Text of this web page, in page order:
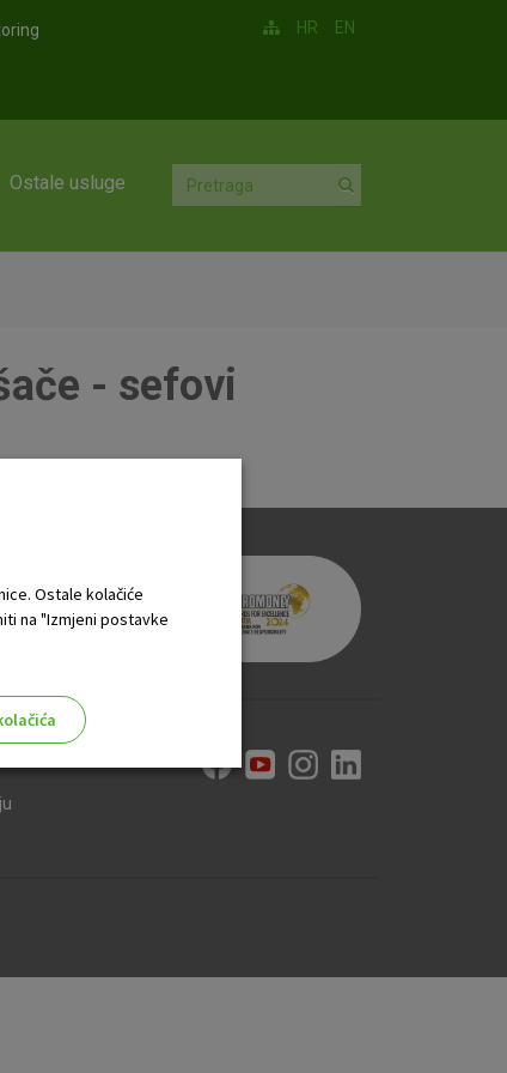
HR EN
Ostale usluge
- sefovi
Ostale kolačiće
na "Izmjeni postavke